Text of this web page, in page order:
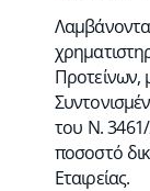
Προτείνων,
του Ν.
ποσοστό
Εταιρείας.